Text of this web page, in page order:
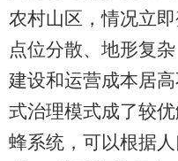
农村山区，情况立即
点位分散、地形复
建设和运营成本居
式治理模式成了较
蜂系统，可以根据